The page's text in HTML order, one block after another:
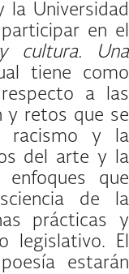
la Universidad
en el
cultura. Una
tiene como
a las
y retos que se
racismo y la
del arte y la
que
de la
prácticas y
legislativo. El
estarán